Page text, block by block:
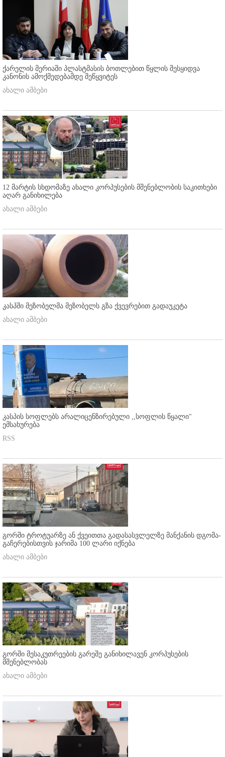
ქარელის მერიაში პლასტმასის ბოთლებით წყლის შესყიდვა
კანონის ამოქმედებამდე შეწყვიტეს
ახალი ამბები
12 მარტის სხდომაზე ახალი კორპუსების მშენებლობის საკითხები
აღარ განიხილება
ახალი ამბები
კასპში მეზობელმა მეზობელს გზა ქვევრებით გადაუკეტა
ახალი ამბები
კასპის სოფლებს არალიცენზირებული ,,სოფლის წყალი"
ემსახურება
RSS
გორში ტროტუარზე ან ქვეითთა გადასასვლელზე მანქანის დგომა-
გაჩერებისთვის ჯარიმა 100 ლარი იქნება
ახალი ამბები
გორში მესაკუთრეების გარეშე განიხილავენ კორპუსების
მშენებლობას
ახალი ამბები